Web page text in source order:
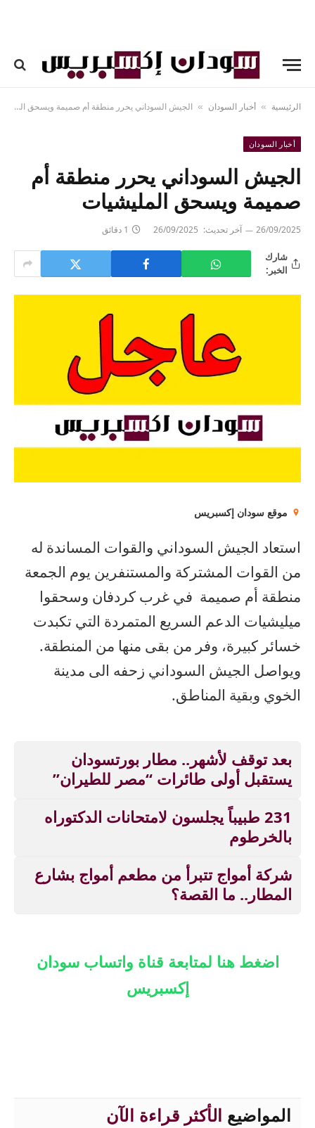
الرئيسية » أخبار السودان » الجيش السوداني يحرر منطقة أم صميمة ويسحق المليشيات
أخبار السودان
الجيش السوداني يحرر منطقة أم
صميمة ويسحق المليشيات
26/09/2025 آخر تحديث: 26/09/2025 1 دقائق
شارك
الخبر:
موقع سودان إكسبريس
استعاد الجيش السوداني والقوات المساندة له
من القوات المشتركة والمستنفرين يوم الجمعة
منطقة أم صميمة في غرب كردفان وسحقوا
ميليشيات الدعم السريع المتمردة التي تكبدت
خسائر كبيرة، وفر من بقى منها من المنطقة.
ويواصل الجيش السوداني زحفه الى مدينة
الخوي وبقية المناطق.
بعد توقف لأشهر.. مطار بورتسودان
يستقبل أولى طائرات “مصر للطيران”
231 طبيباً يجلسون لامتحانات الدكتوراه
بالخرطوم
شركة أمواج تتبرأ من مطعم أمواج بشارع
المطار.. ما القصة؟
اضغط هنا لمتابعة قناة واتساب سودان
إكسبريس
المواضيع الأكثر قراءة الآن